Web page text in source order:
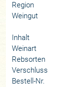
Region
Weingut
Inhalt
Weinart
Rebsorten
Verschluss
Bestell-Nr.